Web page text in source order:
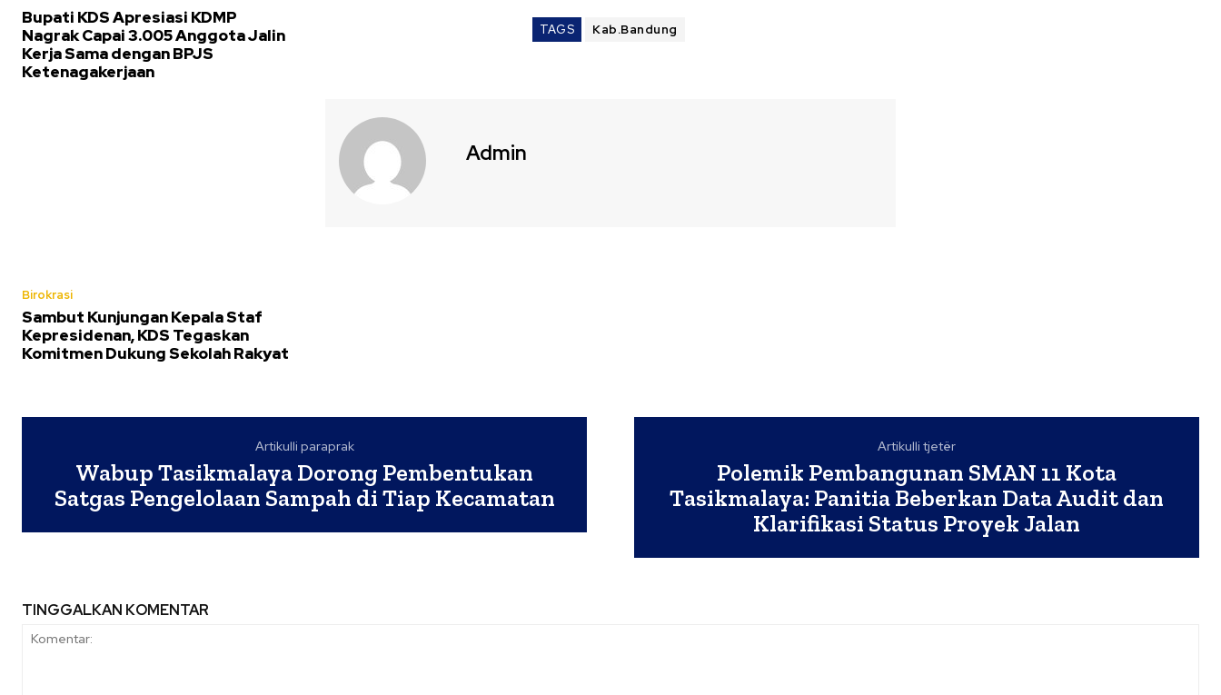
Bupati KDS Apresiasi KDMP
Nagrak Capai 3.005 Anggota Jalin
Kerja Sama dengan BPJS
Ketenagakerjaan
Birokrasi
Sambut Kunjungan Kepala Staf
Kepresidenan, KDS Tegaskan
Komitmen Dukung Sekolah Rakyat
TAGS Kab.Bandung
Admin
Artikulli paraprak
Wabup Tasikmalaya Dorong Pembentukan
Satgas Pengelolaan Sampah di Tiap Kecamatan
Artikulli tjetër
Polemik Pembangunan SMAN 11 Kota
Tasikmalaya: Panitia Beberkan Data Audit dan
Klarifikasi Status Proyek Jalan
TINGGALKAN KOMENTAR